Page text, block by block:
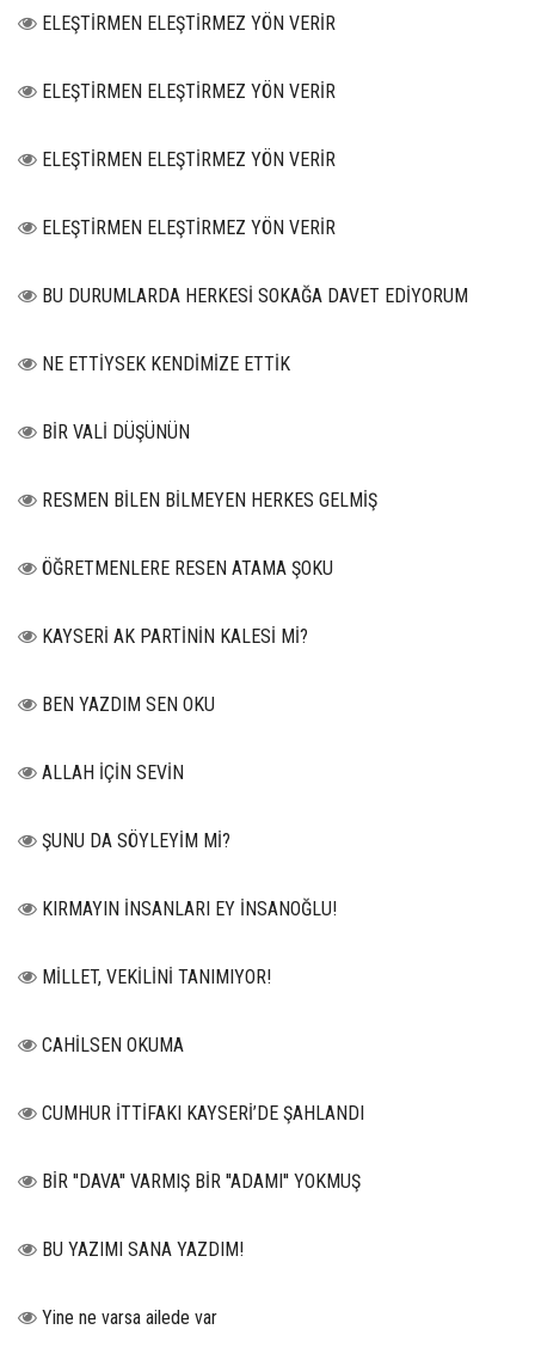
ELEŞTİRMEN ELEŞTİRMEZ YÖN VERİR
ELEŞTİRMEN ELEŞTİRMEZ YÖN VERİR
ELEŞTİRMEN ELEŞTİRMEZ YÖN VERİR
ELEŞTİRMEN ELEŞTİRMEZ YÖN VERİR
BU DURUMLARDA HERKESİ SOKAĞA DAVET EDİYORUM
NE ETTİYSEK KENDİMİZE ETTİK
BİR VALİ DÜŞÜNÜN
RESMEN BİLEN BİLMEYEN HERKES GELMİŞ
ÖĞRETMENLERE RESEN ATAMA ŞOKU
KAYSERİ AK PARTİNİN KALESİ Mİ?
BEN YAZDIM SEN OKU
ALLAH İÇİN SEVİN
ŞUNU DA SÖYLEYİM Mİ?
KIRMAYIN İNSANLARI EY İNSANOĞLU!
MİLLET, VEKİLİNİ TANIMIYOR!
CAHİLSEN OKUMA
CUMHUR İTTİFAKI KAYSERİ’DE ŞAHLANDI
BİR ''DAVA'' VARMIŞ BİR ''ADAMI'' YOKMUŞ
BU YAZIMI SANA YAZDIM!
Yine ne varsa ailede var